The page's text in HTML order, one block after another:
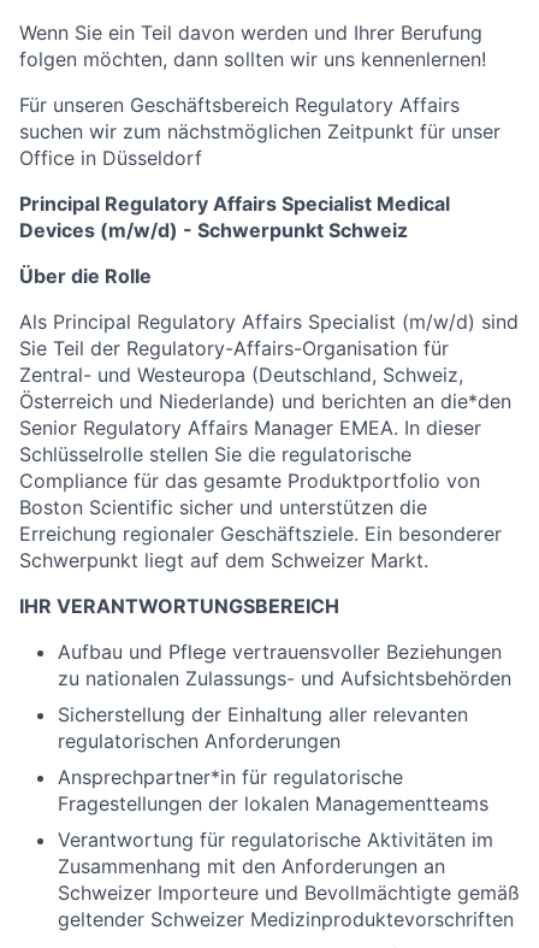
Wenn Sie ein Teil davon werden und Ihrer Berufung
folgen möchten, dann sollten wir uns kennenlernen!
Für unseren Geschäftsbereich Regulatory Affairs
suchen wir zum nächstmöglichen Zeitpunkt für unser
Office in Düsseldorf
Principal Regulatory Affairs Specialist Medical
Devices (m/w/d) - Schwerpunkt Schweiz
Über die Rolle
Als Principal Regulatory Affairs Specialist (m/w/d) sind
Sie Teil der Regulatory-Affairs-Organisation für
Zentral- und Westeuropa (Deutschland, Schweiz,
Österreich und Niederlande) und berichten an die*den
Senior Regulatory Affairs Manager EMEA. In dieser
Schlüsselrolle stellen Sie die regulatorische
Compliance für das gesamte Produktportfolio von
Boston Scientific sicher und unterstützen die
Erreichung regionaler Geschäftsziele. Ein besonderer
Schwerpunkt liegt auf dem Schweizer Markt.
IHR VERANTWORTUNGSBEREICH
Aufbau und Pflege vertrauensvoller Beziehungen
zu nationalen Zulassungs- und Aufsichtsbehörden
Sicherstellung der Einhaltung aller relevanten
regulatorischen Anforderungen
Ansprechpartner*in für regulatorische
Fragestellungen der lokalen Managementteams
Verantwortung für regulatorische Aktivitäten im
Zusammenhang mit den Anforderungen an
Schweizer Importeure und Bevollmächtigte gemäß
geltender Schweizer Medizinproduktevorschriften